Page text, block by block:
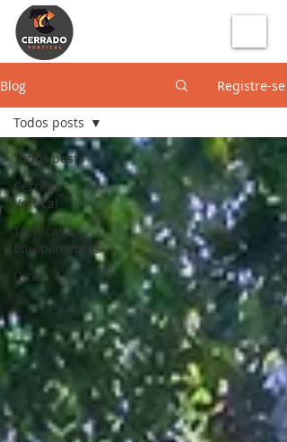
Blog Registre-se
Todos posts
Cerrado
Vertical
Técnicas e
Equipamentos
Dicas
Todos posts